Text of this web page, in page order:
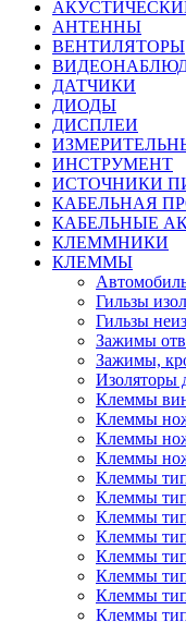
АНТЕННЫ
ВЕНТИЛЯТОРЫ
ДАТЧИКИ
ДИОДЫ
ДИСПЛЕИ
ИНСТРУМЕНТ
ИСТОЧНИКИ
КАБЕЛЬНАЯ
КАБЕЛЬНЫЕ
КЛЕММНИКИ
КЛЕММЫ
Гильзы
Гильзы
Зажимы
Зажимы,
Изоляторы
Клеммы
Клеммы
Клеммы
Клеммы
Клеммы
Клеммы
Клеммы
Клеммы
Клеммы
Клеммы
Клеммы
Клеммы